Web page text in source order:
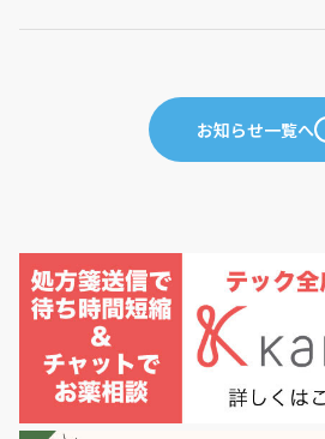
お知らせ一覧へ